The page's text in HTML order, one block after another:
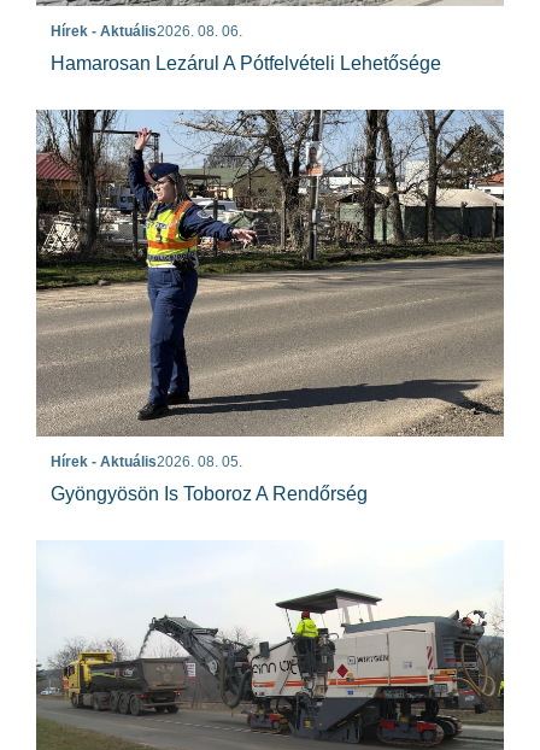
Hírek - Aktuális2026. 08. 06.
Hamarosan Lezárul A Pótfelvételi Lehetősége
Hírek - Aktuális2026. 08. 05.
Gyöngyösön Is Toboroz A Rendőrség